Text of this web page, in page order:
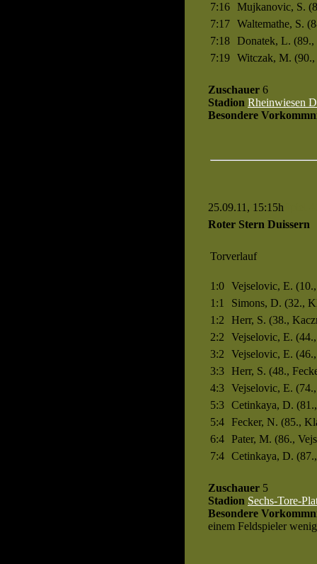
7:16 Mujkanovic, S.
7:17 Waltemathe, S.
7:18 Donatek, L.
7:19 Witczak, M.
Zuschauer 6
Stadion Rheinwiesen
Besondere
25.09.11, 15:15h
Roter Stern Duissern
Torverlauf
1:0 Vejselovic, E.
1:1
Simons, D. (32.,
1:2
Herr, S. (38.,
2:2
Vejselovic, E.
3:2
Vejselovic, E.
3:3 Herr, S. (48.,
4:3 Vejselovic, E.
5:3 Cetinkaya, D.
5:4 Fecker, N. (85.,
6:4 Pater, M. (86.,
7:4 Cetinkaya, D.
Zuschauer 5
Stadion Sechs-Tore-
Besondere
einem Feldspieler